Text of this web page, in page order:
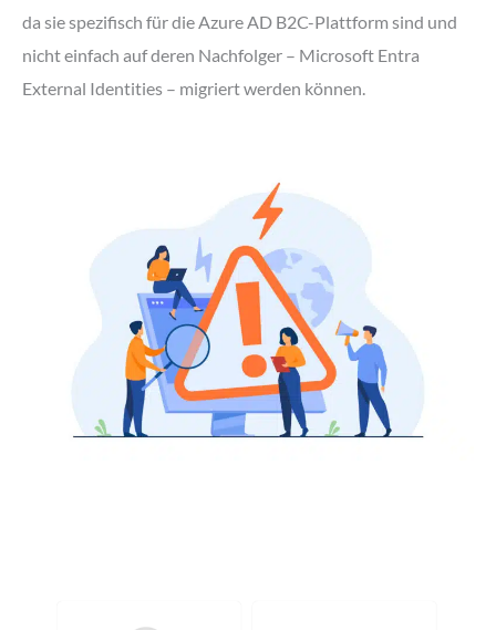
da sie spezifisch für die Azure AD B2C-Plattform sind und
nicht einfach auf deren Nachfolger – Microsoft Entra
External Identities – migriert werden können.